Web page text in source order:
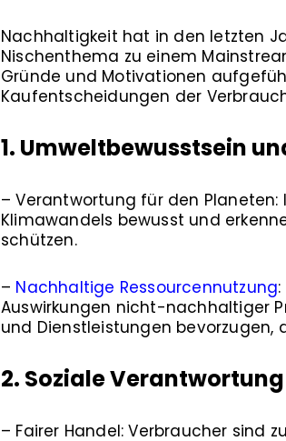
Nachhaltigkeit hat in den letzten
Nischenthema zu einem
Gründe und Motivationen
Kaufentscheidungen der
1. Umweltbewusstsein
– Verantwortung für den
Klimawandels bewusst und
schützen.
– Nachhaltige Ressourcennutzung
Auswirkungen nicht-nachhaltiger
und Dienstleistungen
2. Soziale
– Fairer Handel: Verbraucher sind